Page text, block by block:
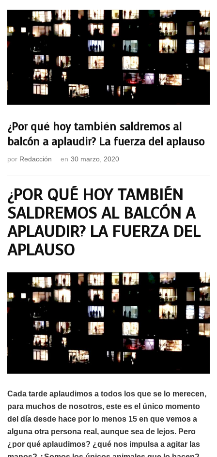
¿Por qué hoy también saldremos al
balcón a aplaudir? La fuerza del aplauso
por Redacción en 30 marzo, 2020
¿POR QUÉ HOY TAMBIÉN
SALDREMOS AL BALCÓN A
APLAUDIR? LA FUERZA DEL
APLAUSO
Cada tarde aplaudimos a todos los que se lo merecen,
para muchos de nosotros, este es el único momento
del día desde hace por lo menos 15 en que vemos a
alguna otra persona real, aunque sea de lejos. Pero
¿por qué aplaudimos? ¿qué nos impulsa a agitar las